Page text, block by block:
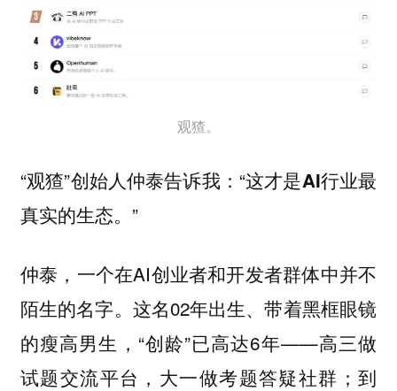
观猹。
“观猹”创始人仲泰告诉我：“这才是AI行业最
真实的生态。 ”
仲泰，一个在AI创业者和开发者群体中并不
陌生的名字。这名02年出生、带着黑框眼镜
的瘦高男生，“创龄”已高达6年——高三做
试题交流平台，大一做考题答疑社群；到